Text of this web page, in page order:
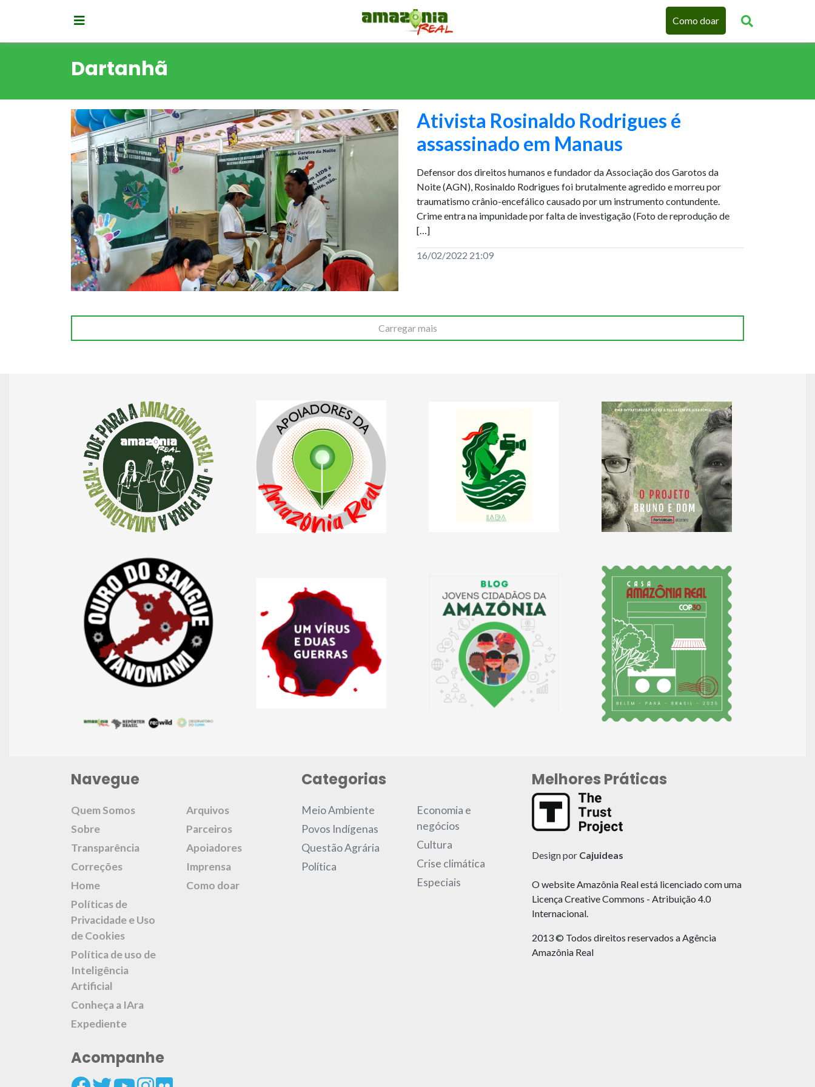
Como doar
Dartanhã
Ativista Rosinaldo Rodrigues é
assassinado em Manaus
Defensor dos direitos humanos e fundador da Associação dos Garotos da
Noite (AGN), Rosinaldo Rodrigues foi brutalmente agredido e morreu por
traumatismo crânio-encefálico causado por um instrumento contundente.
Crime entra na impunidade por falta de investigação (Foto de reprodução de
[…]
16/02/2022 21:09
Carregar mais
Navegue
Quem Somos
Sobre
Transparência
Correções
Home
Políticas de
Privacidade e Uso
de Cookies
Política de uso de
Inteligência
Artificial
Conheça a IAra
Expediente
Arquivos
Parceiros
Apoiadores
Imprensa
Como doar
Acompanhe
Categorias
Meio Ambiente
Povos Indígenas
Questão Agrária
Política
Economia e
negócios
Cultura
Crise climática
Especiais
Melhores Práticas
Design por Cajuideas
O website Amazônia Real está licenciado com uma
Licença Creative Commons - Atribuição 4.0
Internacional.
2013 © Todos direitos reservados a Agência
Amazônia Real